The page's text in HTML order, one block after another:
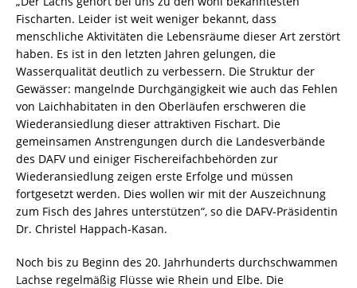
Fischarten. Leider ist weit weniger bekannt, dass
menschliche Aktivitäten die Lebensräume dieser Art zerstört
haben. Es ist in den letzten Jahren gelungen, die
Wasserqualität deutlich zu verbessern. Die Struktur der
Gewässer: mangelnde Durchgängigkeit wie auch das Fehlen
von Laichhabitaten in den Oberläufen erschweren die
Wiederansiedlung dieser attraktiven Fischart. Die
gemeinsamen Anstrengungen durch die Landesverbände
des DAFV und einiger Fischereifachbehörden zur
Wiederansiedlung zeigen erste Erfolge und müssen
fortgesetzt werden. Dies wollen wir mit der Auszeichnung
zum Fisch des Jahres unterstützen“, so die DAFV-Präsidentin
Dr. Christel Happach-Kasan.
Noch bis zu Beginn des 20. Jahrhunderts durchschwammen
Lachse regelmäßig Flüsse wie Rhein und Elbe. Die